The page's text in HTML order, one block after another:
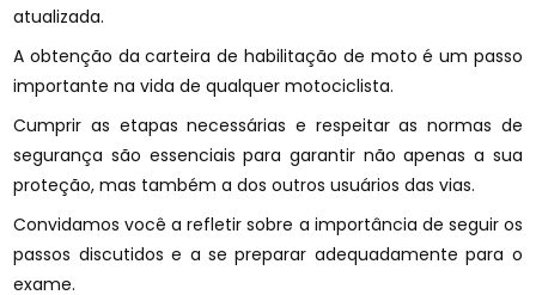
atualizada.
A obtenção da carteira de habilitação de moto é um passo
importante na vida de qualquer motociclista.
Cumprir as etapas necessárias e respeitar as normas de
segurança são essenciais para garantir não apenas a sua
proteção, mas também a dos outros usuários das vias.
Convidamos você a refletir sobre a importância de seguir os
passos discutidos e a se preparar adequadamente para o
exame.